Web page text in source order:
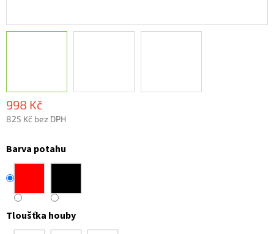
998 Kč
825 Kč bez DPH
cena:
Barva potahu
Tloušťka houby